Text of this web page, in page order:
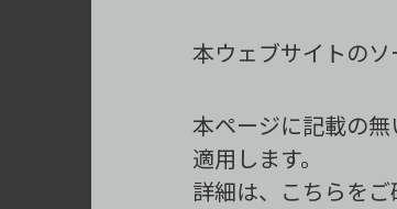
本ウェブサイトの
本ページに記載の
適用します。
詳細は、こちらをご